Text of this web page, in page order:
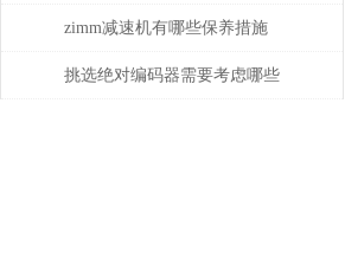
zimm减速机有哪些保养措施
挑选绝对编码器需要考虑哪些